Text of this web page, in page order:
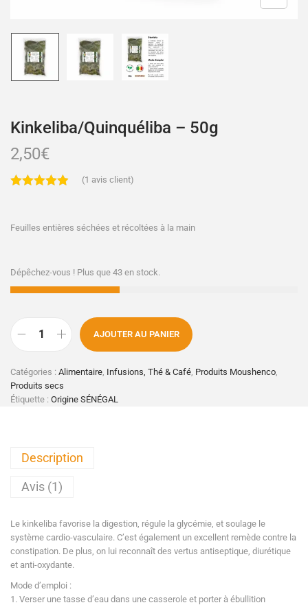
Kinkeliba/Quinquéliba – 50g
2,50€
(1 avis client)
Feuilles entières séchées et récoltées à la main
Dépêchez-vous ! Plus que 43 en stock.
AJOUTER AU PANIER
Catégories : Alimentaire Infusions, Thé & Café Produits Moushenco
Produits secs
Étiquette : Origine SÉNÉGAL
Description
Avis (1)
Le kinkeliba favorise la digestion, régule la glycémie, et soulage le
système cardio-vasculaire. C’est également un excellent remède contre la
constipation. De plus, on lui reconnaît des vertus antiseptique, diurétique
et anti-oxydante.
Mode d’emploi :
1. Verser une tasse d’eau dans une casserole et porter à ébullition